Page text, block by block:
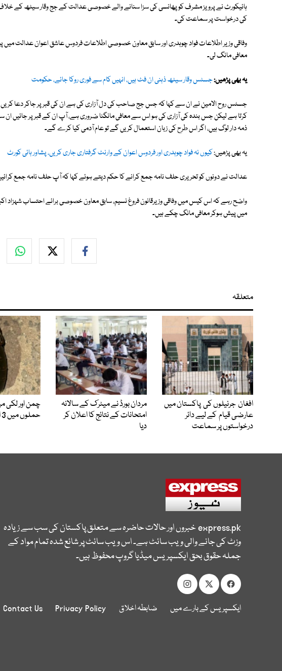
ہائیکورٹ نے پرویز مشرف کو پھانسی کی سزا سنانے والے خصوصی عدالت کے جج وقار سیٹھ کے خلاف
کی درخواست پر سماعت کی۔
وفاقی وزیر اطلاعات فواد چوہدری اور سابق معاون خصوصی اطلاعات فردوس عاشق اعوان عدالت
معافی مانگ لی۔
یہ بھی پڑھیں:جسٹس وقار سیٹھ ذہنی ان فٹ ہیں، انہیں کام سے فوری روکا جائے، حکومت
جسٹس روح الامین نے ان سے کہا کہ جس جج صاحب کی دل آزاری کی ہے ان کی قبر پر جاکر دعا کریں اور
کرتا ہے لیکن جس بندہ کی آزاری کی ہو اس سے معافی مانگنا ضروری ہے، آپ ان کے قبر پر جائیں
ذمہ دار لوگ ہیں، اگر اس طرح کی زبان استعمال کریں گے تو عام آدمی کیا کرے گے۔
یہ بھی پڑھیں:کیوں نہ فواد چوہدری اور فردوس اعوان کے وارنٹ گرفتاری جاری کریں، پشاور ہائی کورٹ
عدالت نے دونوں کو تحریری حلف نامہ جمع کرانے کا حکم دیتے ہوئے کہا کہ آپ حلف نامہ جمع
واضح رہے کہ اس کیس میں وفاقی وزیرقانون فروغ نسیم، سابق معاون خصوصی برائے احتساب شہزاد
میں پیش ہوکر معافی مانگ چکے ہیں۔
متعلقہ
افغان جرنیلوں کی پاکستان میں
عارضی قیام کے لیے دائر
درخواستوں پر سماعت
مردان بورڈ نے میٹرک کے سالانہ
امتحانات کے نتائج کا اعلان کر
دیا
چمن اور لکی
حملوں میں 3 افراد جاں بحق
express.pkخبروں اور حالات حاضرہ سے متعلق پاکستان کی سب سے زیادہ
وزٹ کی جانے والی ویب سائٹ ہے۔ اس ویب سائٹ پر شائع شدہ تمام مواد کے
جملہ حقوق بحق ایکسپریس میڈیا گروپ محفوظ ہیں۔
ایکسپریس کے بارے میں ضابطہ اخلاق Privacy Policy
Contact Us